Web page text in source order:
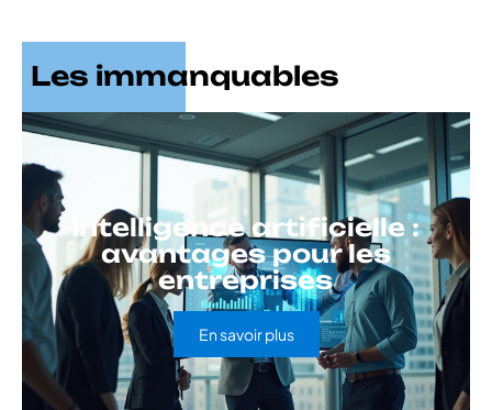
Les immanquables
Intelligence artificielle :
avantages pour les
entreprises
En savoir plus